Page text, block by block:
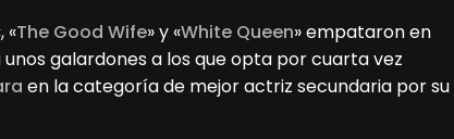
«The Good Wife» y «White Queen» empataron en
galardones a los que opta por cuarta vez
en la categoría de mejor actriz secundaria por su